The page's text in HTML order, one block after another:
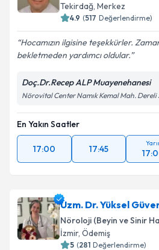
Tekirdağ, Merkez
4.9 (517 Değerlendirme)
Hocamızın ilgisine teşekkürler.
bekletmeden yardımcı oldular.
Doç.Dr.Recep ALP Muayenehanesi
Nörovital Center Namık Kemal Mah.
En Yakın Saatler
17:00 17:45
Uzm. Dr. Yüksel
Nöroloji (Beyin ve Sinir
İzmir, Ödemiş
5 (281 Değerlendirme)